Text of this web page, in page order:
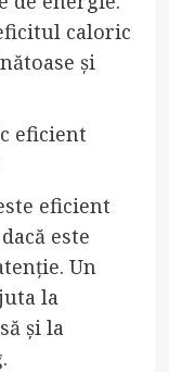
caloric
și
eficient
eficient
este
Un
la
și la